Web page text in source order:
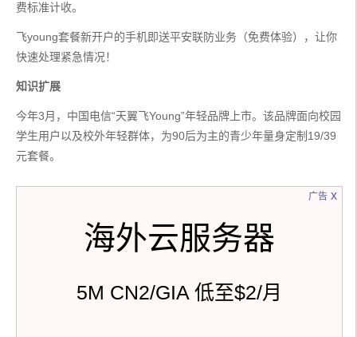
费标准计收。
飞young套餐新开户的手机即送平安联防业务（免费体验），让你
快速处理紧急情况！
知识扩展
今年3月，中国电信“天翼飞Young”年轻品牌上市。该品牌面向校园
学生用户以及校外年轻群体，为90后为主的青少年量身定制19/39
元套餐。
广告
海外云服务器
5M CN2/GIA 低至$2/月
x